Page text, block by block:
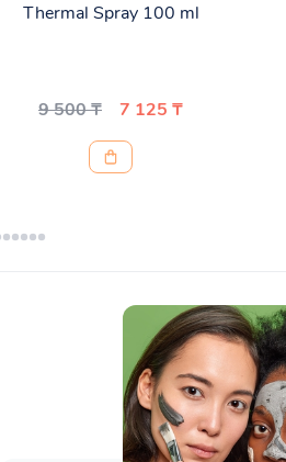
Thermal Spray 100 ml
9 500 ₸ 7 125 ₸